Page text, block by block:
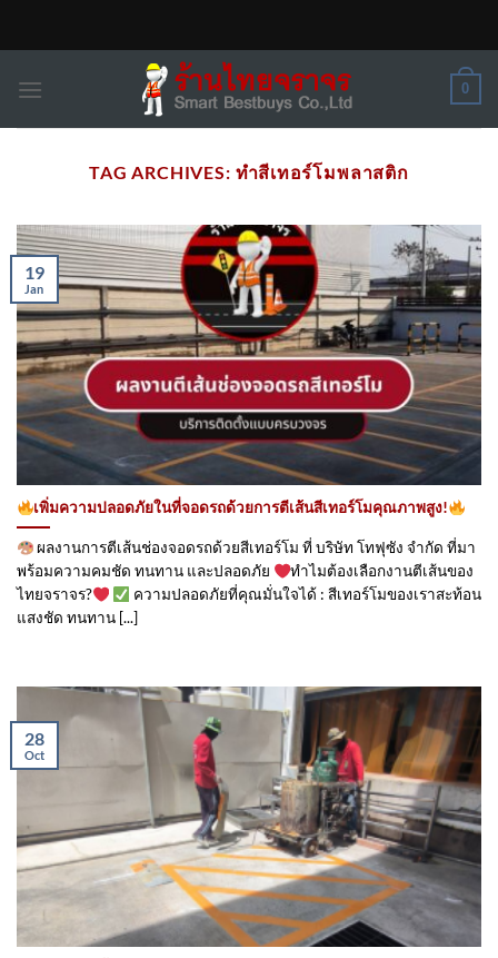
0
TAG ARCHIVES: ทำสีเทอร์โมพลาสติก
เพิ่มความปลอดภัยในที่จอดรถด้วยการตีเส้นสีเทอร์โมคุณภาพสูง!
ผลงานการตีเส้นช่องจอดรถด้วยสีเทอร์โม ที่ บริษัท โทฟุซัง จำกัด ที่มา
พร้อมความคมชัด ทนทาน และปลอดภัย
ทำไมต้องเลือกงานตีเส้นของ
ไทยจราจร?
ความปลอดภัยที่คุณมั่นใจได้ : สีเทอร์โมของเราสะท้อน
แสงชัด ทนทาน [...]
19
Jan
28
Oct